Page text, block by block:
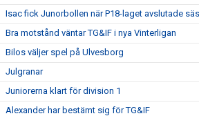
Isac fick Junorbollen när P18-laget avslutade
Bra motstånd väntar TG&IF i nya Vinterligan
Bilos väljer spel på Ulvesborg
Julgranar
Juniorerna klart för division 1
Alexander har bestämt sig för TG&IF